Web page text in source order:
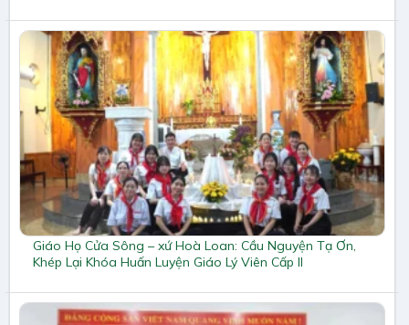
Giáo Họ Cửa Sông – xứ Hoà Loan: Cầu Nguyện Tạ Ơn,
Khép Lại Khóa Huấn Luyện Giáo Lý Viên Cấp II